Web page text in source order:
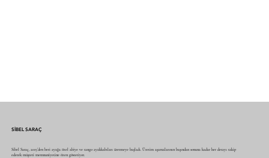
SİBEL SARAÇ
Sibel Saraç, 2015’den beri ayağa özel abiye ve tango ayakkabıları üretmeye başladı. Üretim aşamalarının başından sonuna kadar her detayı takip
ederek müşteri memnuniyetine özen gösteriyor.